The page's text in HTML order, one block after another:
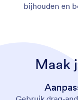
bijhouden en
Maak